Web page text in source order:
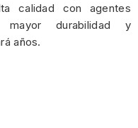
calidad con agentes
mayor durabilidad y
años.